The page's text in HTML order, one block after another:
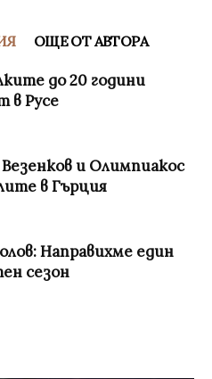
ОЩЕ ОТ АВТОРА
до 20 години
в Русе
Везенков и Олимпиакос
в Гърция
Направихме един
сезон